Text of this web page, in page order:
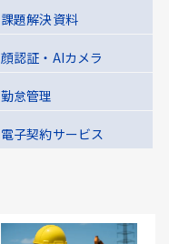
課題解決資料
顔認証・AIカメラ
勤怠管理
電子契約サービス